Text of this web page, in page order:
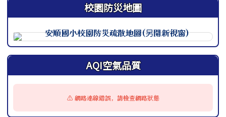
校園防災地圖
此圖為安順國小校園防災地圖（地震），呈現校園整體配
AQI空氣品質
⚠️ 網路連線錯誤，請檢查網路狀態